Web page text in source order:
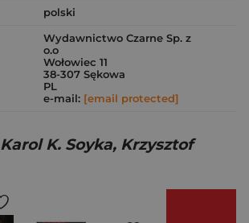
polski
Wydawnictwo Czarne Sp. z
o.o
Wołowiec 11
38-307 Sękowa
PL
e-mail: [email protected]
Karol K. Soyka, Krzysztof